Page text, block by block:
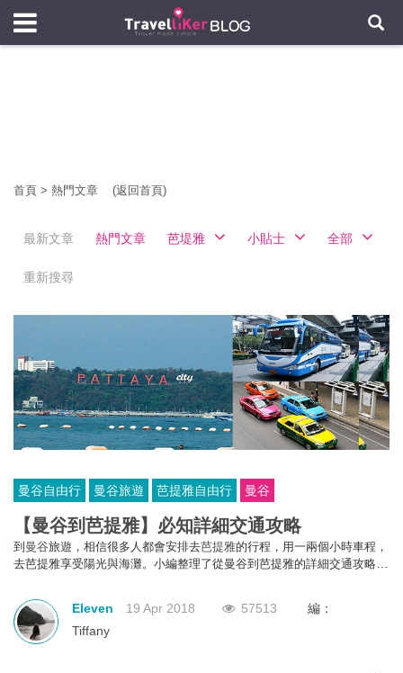
首頁 > 熱門文章 (返回首頁)
最新文章 熱門文章 芭堤雅 小貼士 全部
重新搜尋
曼谷自由行 曼谷旅遊 芭提雅自由行 曼谷
【曼谷到芭提雅】必知詳細交通攻略
到 曼谷旅遊，相信很多人都會安排去芭提雅的行程，用一兩個小時車程，
去芭提雅享受陽光與海灘。小編整理了從曼谷到芭提雅的詳細交通攻略，
Eleven 19 Apr 2018 57513
編：
Tiffany